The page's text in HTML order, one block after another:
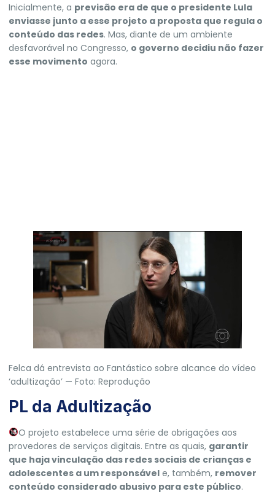
Inicialmente, a previsão era de que o presidente Lula
enviasse junto a esse projeto a proposta que regula o
conteúdo das redes. Mas, diante de um ambiente
desfavorável no Congresso, o governo decidiu não fazer
esse movimento agora.
Felca dá entrevista ao Fantástico sobre alcance do vídeo
‘adultização’ — Foto: Reprodução
PL da Adultização
O projeto estabelece uma série de obrigações aos
provedores de serviços digitais. Entre as quais, garantir
que haja vinculação das redes sociais de crianças e
adolescentes a um responsável e, também, remover
conteúdo considerado abusivo para este público.